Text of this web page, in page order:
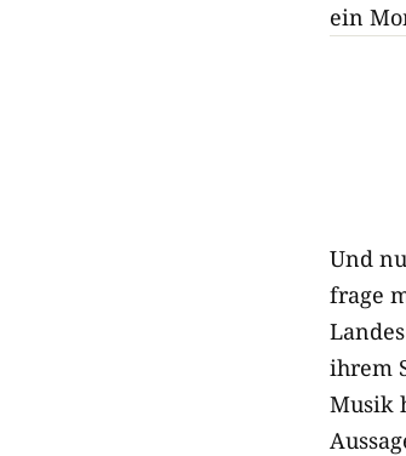
ein
Und
frage
ihrem
Musik